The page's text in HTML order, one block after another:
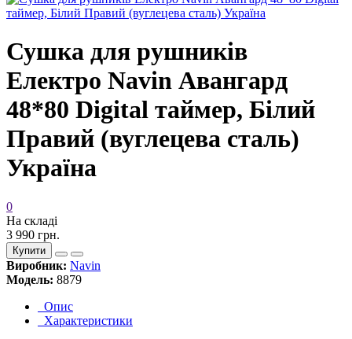
Сушка для рушників
Електро Navin Авангард
48*80 Digital таймер, Білий
Правий (вуглецева сталь)
Україна
0
На складі
3 990 грн.
Купити
Виробник: Navin
Модель: 8879
Опис
Характеристики